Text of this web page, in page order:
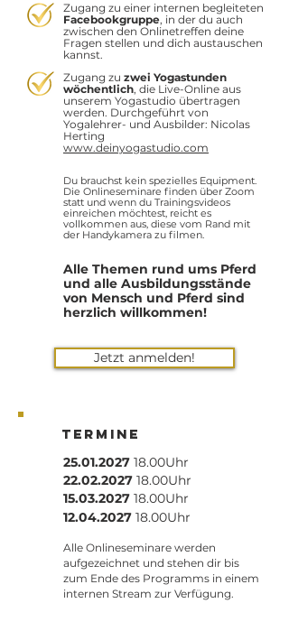
Zugang zu einer internen begleiteten
Facebookgruppe, in der du auch
zwischen den Onlinetreffen deine
Fragen stellen und dich austauschen
kannst.
Zugang zu zwei Yogastunden
wöchentlich, die Live-Online aus
unserem Yogastudio übertragen
werden. Durchgeführt von
Yogalehrer- und Ausbilder: Nicolas
Herting
www.deinyogastudio.com
Du brauchst kein spezielles Equipment.
Die Onlineseminare finden über Zoom
statt und wenn du Trainingsvideos
einreichen möchtest, reicht es
vollkommen aus, diese vom Rand mit
der Handykamera zu filmen.
Alle Themen rund ums Pferd
und alle Ausbildungsstände
von Mensch und Pferd sind
herzlich willkommen!
Jetzt anmelden!
Termine
25.01.2027 18.00Uhr
22.02.2027 18.00Uhr
15.03.2027 18.00Uhr
12.04.2027 18.00Uhr
Alle Onlineseminare werden
aufgezeichnet und stehen dir bis
zum Ende des Programms in einem
internen Stream zur Verfügung.